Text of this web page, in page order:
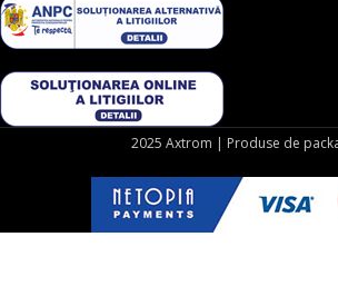
2025 Axtrom | Produse de